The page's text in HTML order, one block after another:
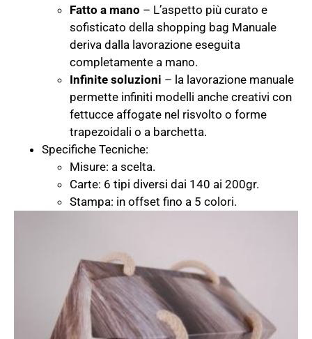
Fatto a mano – L’aspetto più curato e
sofisticato della shopping bag Manuale
deriva dalla lavorazione eseguita
completamente a mano.
Infinite soluzioni – la lavorazione manuale
permette infiniti modelli anche creativi con
fettucce affogate nel risvolto o forme
trapezoidali o a barchetta.
Specifiche Tecniche:
Misure: a scelta.
Carte: 6 tipi diversi dai 140 ai 200gr.
Stampa: in offset fino a 5 colori.